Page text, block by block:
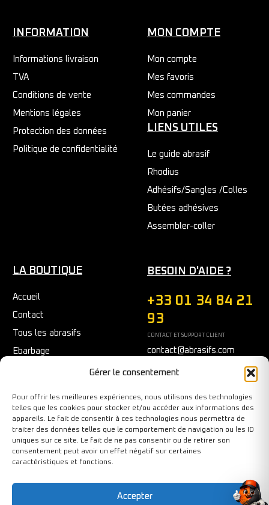
Gérer le consentement
Pour offrir les meilleures expériences, nous utilisons des technologies
telles que les cookies pour stocker et/ou accéder aux informations des
appareils. Le fait de consentir à ces technologies nous permettra de
traiter des données telles que le comportement de navigation ou les ID
uniques sur ce site. Le fait de ne pas consentir ou de retirer son
consentement peut avoir un effet négatif sur certaines
caractéristiques et fonctions.
Accepter
INFORMATION
Informations livraison
TVA
Conditions de vente
Mentions légales
Protection des données
Politique de confidentialité
MON COMPTE
Mon compte
Mes favoris
Mes commandes
Mon panier
LIENS UTILES
Le guide abrasif
Rhodius
Adhésifs/Sangles /Colles
Butées adhésives
Assembler-coller
LA BOUTIQUE
Accueil
Contact
Tous les abrasifs
Ebarbage
Nettoyage
Outils diamantés
Ponçage
Sécurité au travail
BESOIN D'AIDE ?
+33 01 34 84 21
93
CONTACT ET SUPPORT CLIENT
contact@abrasifs.com
Du Lundi au Vendredi